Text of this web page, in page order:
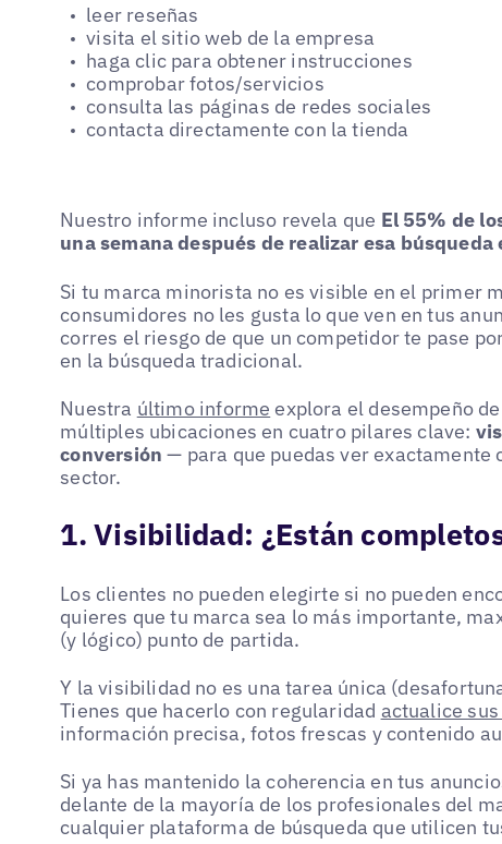
leer reseñas
visita el sitio web de la empresa
haga clic para obtener instrucciones
comprobar fotos/servicios
consulta las páginas de redes sociales
contacta directamente con la tienda
Nuestro informe incluso revela que El 55% de
una semana después de realizar esa búsqueda
Si tu marca minorista no es visible en el primer
consumidores no les gusta lo que ven en tus
corres el riesgo de que un competidor te pase
en la búsqueda tradicional.
Nuestra último informe explora el desempeño
múltiples ubicaciones en cuatro pilares clave:
conversión — para que puedas ver exactamente
sector.
1. Visibilidad: ¿Están
Los clientes no pueden elegirte si no pueden
quieres que tu marca sea lo más importante,
(y lógico) punto de partida.
Y la visibilidad no es una tarea única
Tienes que hacerlo con regularidad actualice
información precisa, fotos frescas y contenido
Si ya has mantenido la coherencia en tus
delante de la mayoría de los profesionales del
cualquier plataforma de búsqueda que utilicen